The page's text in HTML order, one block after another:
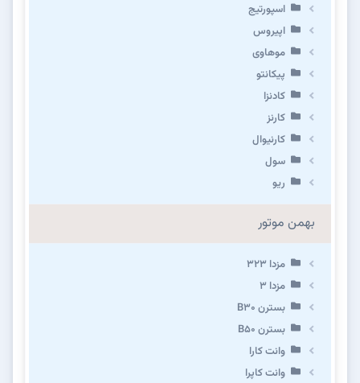
اسپورتیج
اپیروس
موهاوی
پیکانتو
کادنزا
کارنز
کارنیوال
سول
ریو
بهمن موتور
مزدا ۳۲۳
مزدا ۳
بسترن B۳۰
بسترن B۵۰
وانت کارا
وانت کاپرا